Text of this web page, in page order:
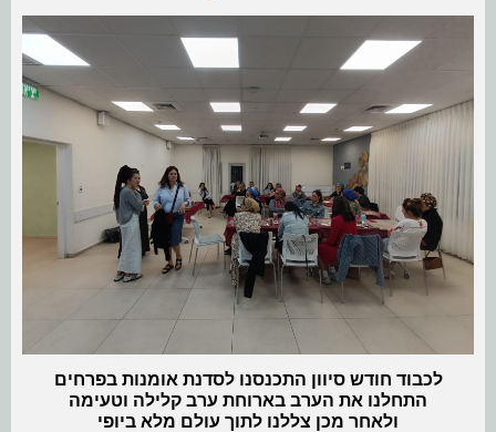
לכבוד חודש סיוון התכנסנו לסדנת אומנות בפרחים
התחלנו את הערב בארוחת ערב קלילה וטעימה
ולאחר מכן צללנו לתוך עולם מלא ביופי